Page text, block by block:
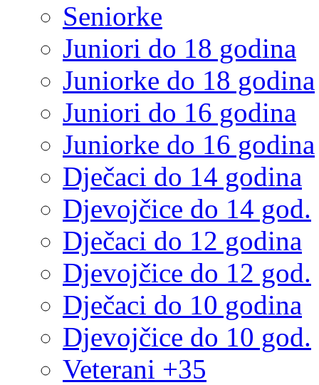
Seniorke
Juniori do 18 godina
Juniorke do 18 godina
Juniori do 16 godina
Juniorke do 16 godina
Dječaci do 14 godina
Djevojčice do 14 god.
Dječaci do 12 godina
Djevojčice do 12 god.
Dječaci do 10 godina
Djevojčice do 10 god.
Veterani +35